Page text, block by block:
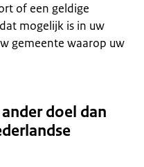
of een geldige
mogelijk is in uw
gemeente waarop uw
doel dan